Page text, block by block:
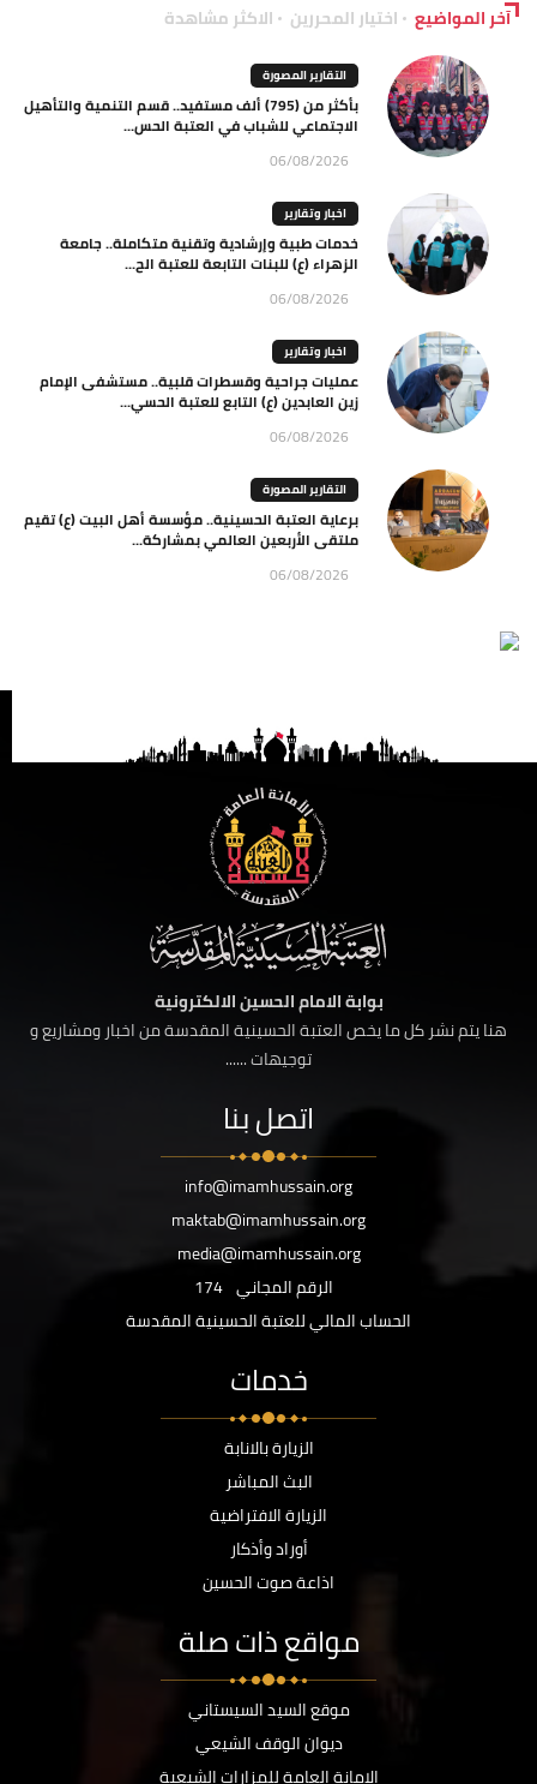
آخر المواضيع اختيار المحررين الاكثر مشاهدة
التقارير المصورة
بأكثر من (795) ألف مستفيد.. قسم التنمية والتأهيل
الاجتماعي للشباب في العتبة الحس...
06/08/2026
اخبار وتقارير
خدمات طبية وإرشادية وتقنية متكاملة.. جامعة
الزهراء (ع) للبنات التابعة للعتبة الح...
06/08/2026
اخبار وتقارير
عمليات جراحية وقسطرات قلبية.. مستشفى الإمام
زين العابدين (ع) التابع للعتبة الحسي...
06/08/2026
التقارير المصورة
برعاية العتبة الحسينية.. مؤسسة أهل البيت (ع) تقيم
ملتقى الأربعين العالمي بمشاركة...
06/08/2026
بوابة الامام الحسين الالكترونية
هنا يتم نشر كل ما يخص العتبة الحسينية المقدسة من اخبار ومشاريع و
توجيهات ......
اتصل بنا
info@imamhussain.org
maktab@imamhussain.org
media@imamhussain.org
الرقم المجاني 174
الحساب المالي للعتبة الحسينية المقدسة
خدمات
الزيارة بالانابة
البث المباشر
الزيارة الافتراضية
أوراد وأذكار
اذاعة صوت الحسين
مواقع ذات صلة
موقع السيد السيستاني
ديوان الوقف الشيعي
الامانة العامة للمزارات الشيعية